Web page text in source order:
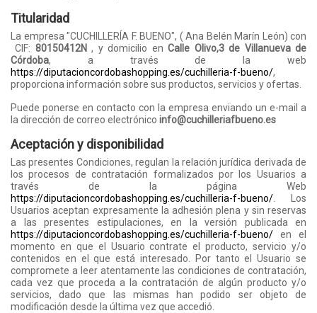
Titularidad
La empresa "CUCHILLERÍA F. BUENO", ( Ana Belén Marín León) con
CIF: 80150412N , y domicilio enCalle Olivo,3 de Villanueva de
Córdoba, a través de la web
https://diputacioncordobashopping.es/cuchilleria-f-bueno/,
proporciona información sobre sus productos, servicios y ofertas.
Puede ponerse en contacto con la empresa enviando un e-mail a
la dirección de correo electrónico info@cuchilleriafbueno.es
Aceptación y disponibilidad
Las presentes Condiciones, regulan la relación jurídica derivada de
los procesos de contratación formalizados por los Usuarios a
través de la página Web
https://diputacioncordobashopping.es/cuchilleria-f-bueno/ . Los
Usuarios aceptan expresamente la adhesión plena y sin reservas
a las presentes estipulaciones, en la versión publicada en
https://diputacioncordobashopping.es/cuchilleria-f-bueno/ en el
momento en que el Usuario contrate el producto, servicio y/o
contenidos en el que está interesado. Por tanto el Usuario se
compromete a leer atentamente las condiciones de contratación,
cada vez que proceda a la contratación de algún producto y/o
servicios, dado que las mismas han podido ser objeto de
modificación desde la última vez que accedió.